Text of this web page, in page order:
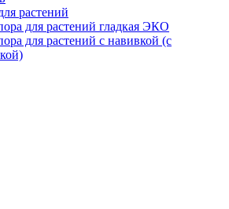
растений
для растений гладкая ЭКО
для растений с навивкой (с